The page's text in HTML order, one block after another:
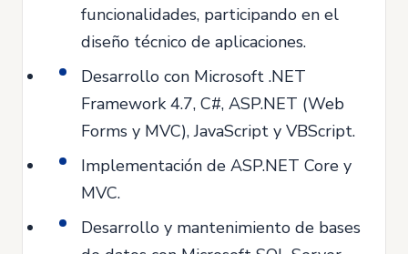
funcionalidades, participando en el
diseño técnico de aplicaciones.
Desarrollo con Microsoft .NET
Framework 4.7, C#, ASP.NET (Web
Forms y MVC), JavaScript y VBScript.
Implementación de ASP.NET Core y
MVC.
Desarrollo y mantenimiento de bases